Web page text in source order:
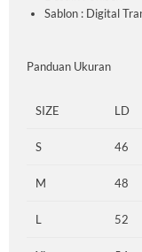
Sablon : Digital
Panduan Ukuran
SIZE LD
S 46
M 48
L 52